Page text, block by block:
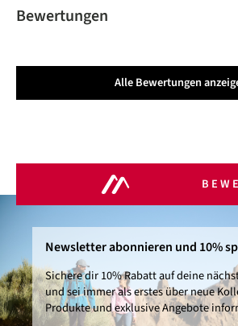
Bewertungen
Alle Bewertungen
Newsletter abonnieren und 10%
Sichere dir 10% Rabatt auf deine
und sei immer als erstes über neue
Produkte und exklusive Angebote